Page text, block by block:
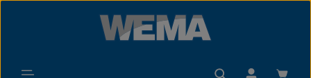
Zum Hauptinhalt springen